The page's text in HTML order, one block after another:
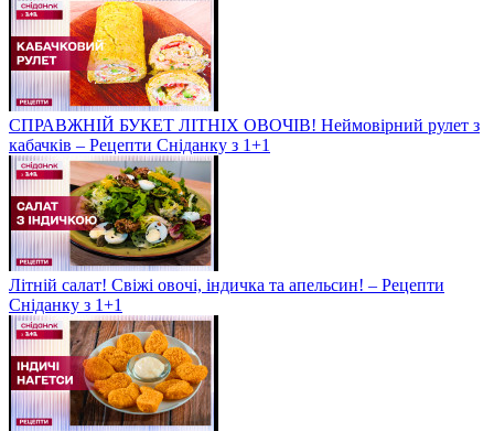
СПРАВЖНІЙ БУКЕТ ЛІТНІХ ОВОЧІВ! Неймовірний рулет з
кабачків – Рецепти Сніданку з 1+1
Літній салат! Свіжі овочі, індичка та апельсин! – Рецепти
Сніданку з 1+1